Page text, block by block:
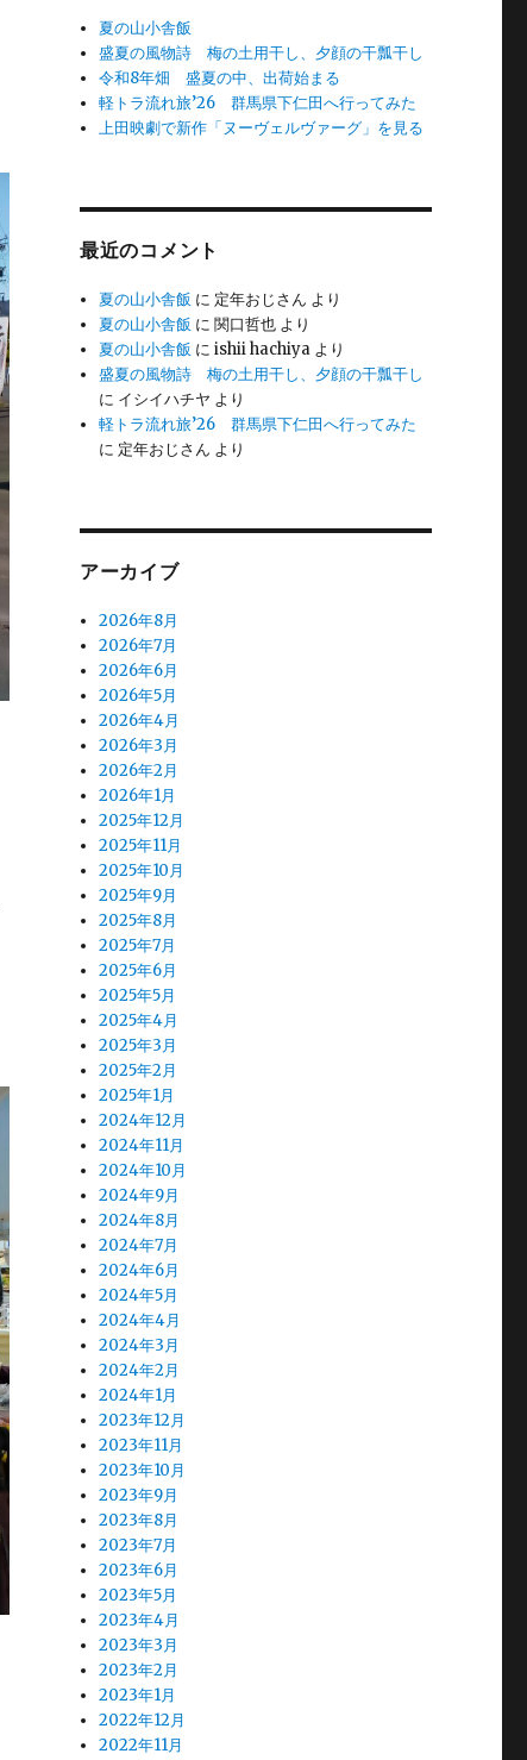
夏の山小舎飯
盛夏の風物詩 梅の土用干し、夕顔の干瓢干し
令和8年畑 盛夏の中、出荷始まる
軽トラ流れ旅’26 群馬県下仁田へ行ってみた
上田映劇で新作「ヌーヴェルヴァーグ」を見る
最近のコメント
夏の山小舎飯 に 定年おじさん より
夏の山小舎飯 に関口哲也 より
夏の山小舎飯 にishii hachiya より
盛夏の風物詩 梅の土用干し、夕顔の干瓢干し
に イシイハチヤ より
軽トラ流れ旅’26 群馬県下仁田へ行ってみた
に 定年おじさん より
アーカイブ
2026年8月
2026年7月
2026年6月
2026年5月
2026年4月
2026年3月
2026年2月
2026年1月
2025年12月
2025年11月
2025年10月
2025年9月
2025年8月
2025年7月
2025年6月
2025年5月
2025年4月
2025年3月
2025年2月
2025年1月
2024年12月
2024年11月
2024年10月
2024年9月
2024年8月
2024年7月
2024年6月
2024年5月
2024年4月
2024年3月
2024年2月
2024年1月
2023年12月
2023年11月
2023年10月
2023年9月
2023年8月
2023年7月
2023年6月
2023年5月
2023年4月
2023年3月
2023年2月
2023年1月
2022年12月
2022年11月